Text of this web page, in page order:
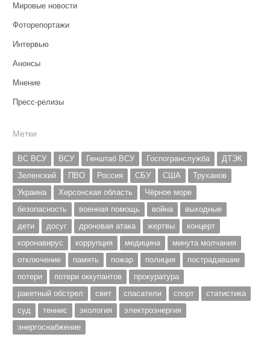
Мировые новости
Фоторепортажи
Интервью
Анонсы
Мнение
Пресс-релизы
Метки
ВС ВСУ ВСУ Генштаб ВСУ Госпогранслужба
ДТЭК
Зеленский
ПВО Россия СБУ США
Труханов
Украина
Херсонская область
Чёрное море
безопасность
военная помощь война
выходные
дети
досуг дроновая атака жертвы
концерт
коронавирус
коррупция медицина
минута молчания
отключение
память пожар полиция
пострадавшие
потери
потери оккупантов
прокуратура
ракетный обстрел
свет спасатели спорт
статистика
суд
теннис экология
электроэнергия
энергоснабжение